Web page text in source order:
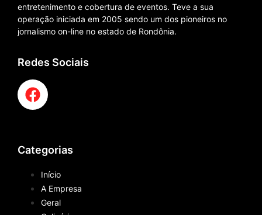
entretenimento e cobertura de eventos. Teve a sua
operação iniciada em 2005 sendo um dos pioneiros no
jornalismo on-line no estado de Rondônia.
Redes Sociais
Categorias
Início
A Empresa
Geral